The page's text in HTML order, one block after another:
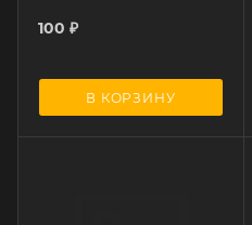
100 ₽
В КОРЗИНУ